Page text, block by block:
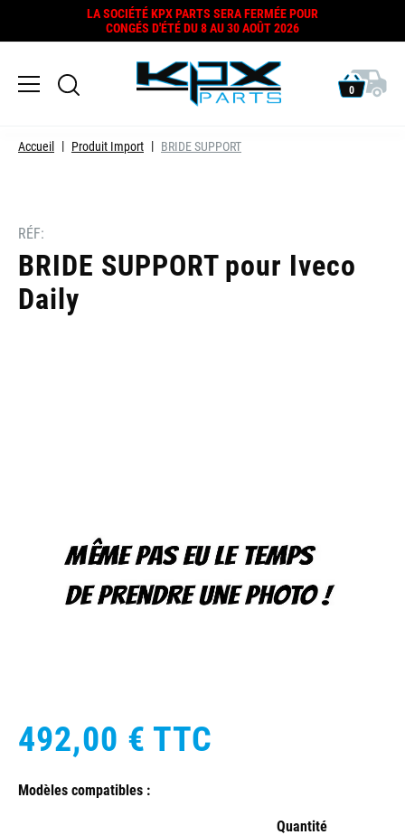
LA SOCIÉTÉ KPX PARTS SERA FERMÉE POUR
CONGÉS D'ÉTÉ DU 8 AU 30 AOÛT 2026
0
Accueil Produit Import BRIDE SUPPORT
RÉF:
BRIDE SUPPORT pour Iveco
Daily
492,00 € TTC
Modèles compatibles :
Quantité